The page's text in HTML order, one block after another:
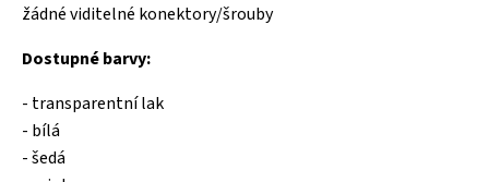
žádné viditelné konektory/šrouby
Dostupné barvy:
- transparentní lak
- bílá
- šedá